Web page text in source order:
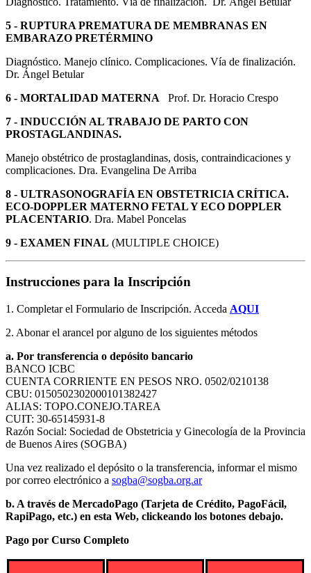
5 - RUPTURA PREMATURA DE MEMBRANAS EN
EMBARAZO PRETÉRMINO
Diagnóstico. Manejo clínico. Complicaciones. Vía de finalización.
Dr. Ángel Betular
6 - MORTALIDAD MATERNA Prof. Dr. Horacio Crespo
7 - INDUCCIÓN AL TRABAJO DE PARTO CON
PROSTAGLANDINAS.
Manejo obstétrico de prostaglandinas, dosis, contraindicaciones y
complicaciones. Dra. Evangelina De Arriba
8 - ULTRASONOGRAFÍA EN OBSTETRICIA CRÍTICA.
ECO-DOPPLER MATERNO FETAL Y ECO DOPPLER
PLACENTARIO. Dra. Mabel Poncelas
9 - EXAMEN FINAL (MULTIPLE CHOICE)
Instrucciones para la Inscripción
1. Completar el Formulario de Inscripción. Acceda AQUI
2. Abonar el arancel por alguno de los siguientes métodos
a. Por transferencia o depósito bancario
BANCO ICBC
CUENTA CORRIENTE EN PESOS NRO. 0502/0210138
CBU: 0150502302000101382427
ALIAS: TOPO.CONEJO.TAREA
CUIT: 30-65145931-8
Razón Social: Sociedad de Obstetricia y Ginecología de la Provincia
de Buenos Aires (SOGBA)
Una vez realizado el depósito o la transferencia, informar el mismo
por correo electrónico a sogba@sogba.org.ar
b. A través de MercadoPago (Tarjeta de Crédito, PagoFácil,
RapiPago, etc.) en esta Web, clickeando los botones debajo.
Pago por Curso Completo